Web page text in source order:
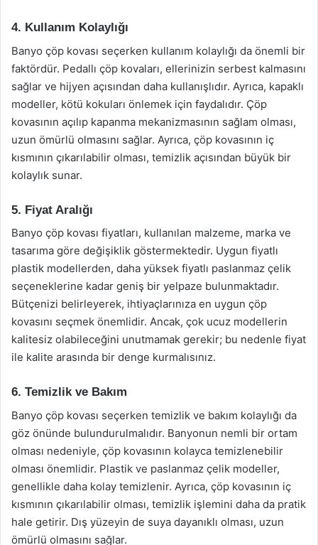
4. Kullanım Kolaylığı
Banyo çöp kovası seçerken kullanım kolaylığı da önemli bir
faktördür. Pedallı çöp kovaları, ellerinizin serbest kalmasını
sağlar ve hijyen açısından daha kullanışlıdır. Ayrıca, kapaklı
modeller, kötü kokuları önlemek için faydalıdır. Çöp
kovasının açılıp kapanma mekanizmasının sağlam olması,
uzun ömürlü olmasını sağlar. Ayrıca, çöp kovasının iç
kısmının çıkarılabilir olması, temizlik açısından büyük bir
kolaylık sunar.
5. Fiyat Aralığı
Banyo çöp kovası fiyatları, kullanılan malzeme, marka ve
tasarıma göre değişiklik göstermektedir. Uygun fiyatlı
plastik modellerden, daha yüksek fiyatlı paslanmaz çelik
seçeneklerine kadar geniş bir yelpaze bulunmaktadır.
Bütçenizi belirleyerek, ihtiyaçlarınıza en uygun çöp
kovasını seçmek önemlidir. Ancak, çok ucuz modellerin
kalitesiz olabileceğini unutmamak gerekir; bu nedenle fiyat
ile kalite arasında bir denge kurmalısınız.
6. Temizlik ve Bakım
Banyo çöp kovası seçerken temizlik ve bakım kolaylığı da
göz önünde bulundurulmalıdır. Banyonun nemli bir ortam
olması nedeniyle, çöp kovasının kolayca temizlenebilir
olması önemlidir. Plastik ve paslanmaz çelik modeller,
genellikle daha kolay temizlenir. Ayrıca, çöp kovasının iç
kısmının çıkarılabilir olması, temizlik işlemini daha da pratik
hale getirir. Dış yüzeyin de suya dayanıklı olması, uzun
ömürlü olmasını sağlar.